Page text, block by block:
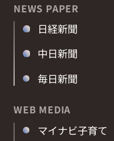
NEWS PAPER
日経新聞
中日新聞
毎日新聞
WEB MEDIA
マイナビ子育て